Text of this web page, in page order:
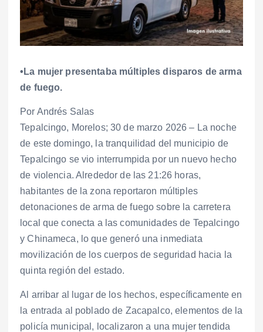
•La mujer presentaba múltiples disparos de arma
de fuego.
Por Andrés Salas
Tepalcingo, Morelos; 30 de marzo 2026 – La noche
de este domingo, la tranquilidad del municipio de
Tepalcingo se vio interrumpida por un nuevo hecho
de violencia. Alrededor de las 21:26 horas,
habitantes de la zona reportaron múltiples
detonaciones de arma de fuego sobre la carretera
local que conecta a las comunidades de Tepalcingo
y Chinameca, lo que generó una inmediata
movilización de los cuerpos de seguridad hacia la
quinta región del estado.
Al arribar al lugar de los hechos, específicamente en
la entrada al poblado de Zacapalco, elementos de la
policía municipal, localizaron a una mujer tendida